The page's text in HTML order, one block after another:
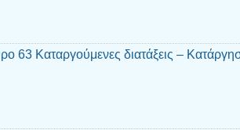
63 Καταργούμενες διατάξεις –